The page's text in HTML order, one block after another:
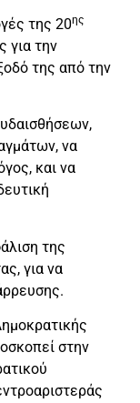
της 20ης
για την
της από την
να
και να
της
για να
στην